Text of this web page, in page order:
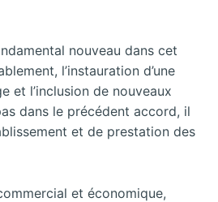
nouveau dans cet
l’instauration d’une
et l’inclusion de nouveaux
dans le précédent accord, il
et de prestation des
et économique,